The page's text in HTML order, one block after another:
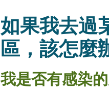
如果我去過
區，該怎麼
我是否有感染